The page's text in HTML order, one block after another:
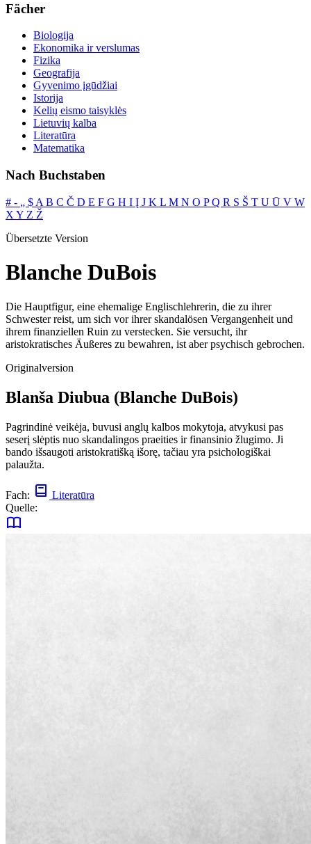
Fächer
Biologija
Ekonomika ir verslumas
Fizika
Geografija
Gyvenimo įgūdžiai
Istorija
Kelių eismo taisyklės
Lietuvių kalba
Literatūra
Matematika
Nach Buchstaben
# ‐ „ $ A B C Č D E F G H I Į J K L M N O PQ R S Š T U Ū V W
X Y Z Ž
Übersetzte Version
Blanche DuBois
Die Hauptfigur, eine ehemalige Englischlehrerin, die zu ihrer
Schwester reist, um sich vor ihrer skandalösen Vergangenheit und
ihrem finanziellen Ruin zu verstecken. Sie versucht, ihr
aristokratisches Äußeres zu bewahren, ist aber psychisch gebrochen.
Originalversion
Blanša Diubua (Blanche DuBois)
Pagrindinė veikėja, buvusi anglų kalbos mokytoja, atvykusi pas
seserį slėptis nuo skandalingos praeities ir finansinio žlugimo. Ji
bando išsaugoti aristokratišką išorę, tačiau yra psichologiškai
palaužta.
Fach:
Literatūra
Quelle: